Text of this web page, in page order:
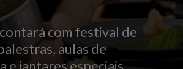
com festival de
aulas de